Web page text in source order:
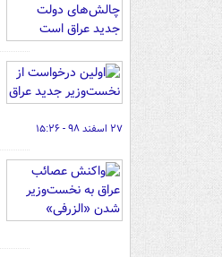
۲۷ اسفند ۹۸ - ۱۵:۲۶